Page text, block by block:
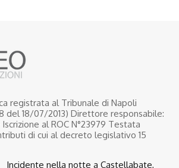
registrata al Tribunale di Napoli
del 18/07/2013) Direttore responsabile:
al ROC N°23979 Testata
di cui al decreto legislativo 15
Incidente nella notte a Castellabate,